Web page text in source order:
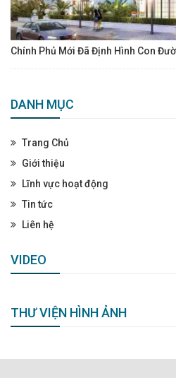
Chính Phủ Mới Đã Định Hình Con
DANH MỤC
Trang Chủ
Giới thiệu
Lĩnh vực hoạt động
Tin tức
Liên hệ
VIDEO
THƯ VIỆN HÌNH ẢNH